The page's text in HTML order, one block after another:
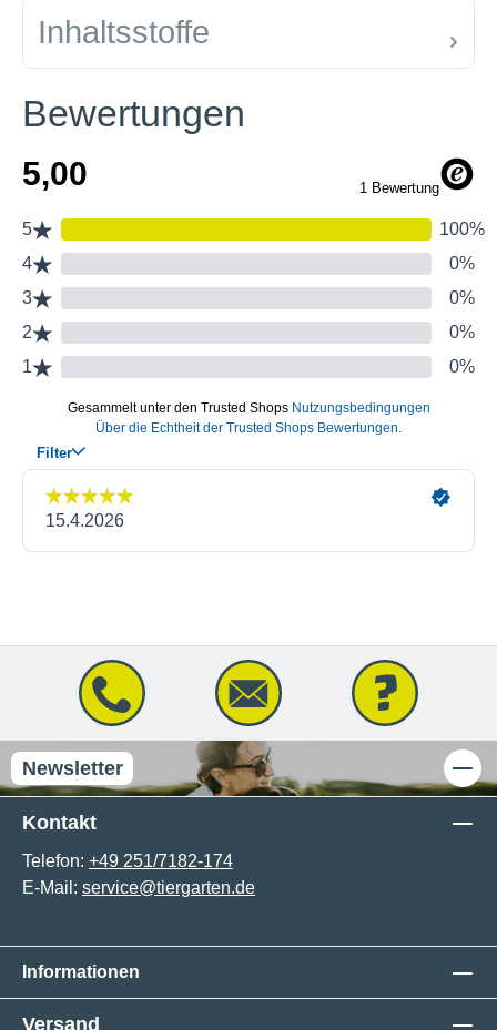
Inhaltsstoffe
Bewertungen
Newsletter
Kontakt
Telefon: +49 251/7182-174
E-Mail: service@tiergarten.de
Informationen
Versand